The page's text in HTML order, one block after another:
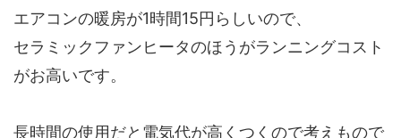
エアコンの暖房が1時間15円らしいので、
セラミックファンヒータのほうがランニングコスト
がお高いです。
長時間の使用だと電気代が高くつくので考えもので